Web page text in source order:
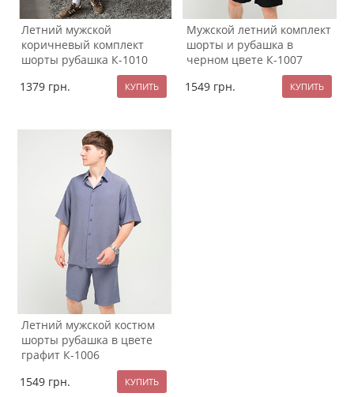
Летний мужской
коричневый комплект
шорты рубашка К-1010
1379 грн.
Мужской летний комплект
шорты и рубашка в
черном цвете К-1007
1549 грн.
Летний мужской костюм
шорты рубашка в цвете
графит К-1006
1549 грн.